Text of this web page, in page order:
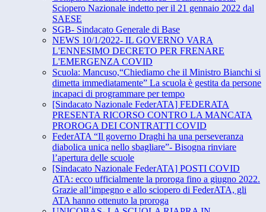
Sciopero Nazionale indetto per il 21 gennaio 2022 dal
SAESE
SGB- Sindacato Generale di Base
NEWS 10/1/2022- IL GOVERNO VARA
L'ENNESIMO DECRETO PER FRENARE
L'EMERGENZA COVID
Scuola: Mancuso,“Chiediamo che il Ministro Bianchi si
dimetta immediatamente” La scuola è gestita da persone
incapaci di programmare per tempo
[Sindacato Nazionale FederATA] FEDERATA
PRESENTA RICORSO CONTRO LA MANCATA
PROROGA DEI CONTRATTI COVID
FederATA “Il governo Draghi ha una perseveranza
diabolica unica nello sbagliare”- Bisogna rinviare
l’apertura delle scuole
[Sindacato Nazionale FederATA] POSTI COVID
ATA: ecco ufficialmente la proroga fino a giugno 2022.
Grazie all’impegno e allo sciopero di FederATA, gli
ATA hanno ottenuto la proroga